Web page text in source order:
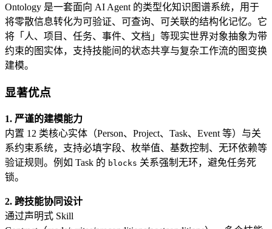
Ontology 是一套面向 AI Agent 的类型化知识图谱系统，用于
将零散信息转化为可验证、可查询、可关联的结构化记忆。它
将「人、项目、任务、事件、文档」等现实世界对象抽象为带
约束的图实体，支持技能间的状态共享与复杂工作流的图变换
建模。
显著优点
1. 严谨的建模能力
内置 12 类核心实体（Person、Project、Task、Event 等）与关
系约束系统，支持必填字段、枚举值、基数控制、无环依赖等
验证规则。例如 Task 的 blocks 关系强制无环，避免任务死
锁。
2. 跨技能协同设计
通过声明式 Skill